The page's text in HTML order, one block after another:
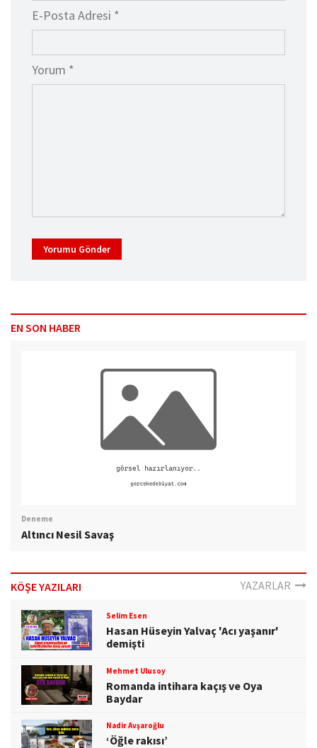
E-Posta Adresi *
Yorum *
Yorumu Gönder
EN SON HABER
Deneme
Altıncı Nesil Savaş
KÖŞE YAZILARI YAZARLAR
Selim Esen
Hasan Hüseyin Yalvaç 'Acı yaşanır'
demişti
Mehmet Ulusoy
Romanda intihara kaçış ve Oya
Baydar
Nadir Avşaroğlu
‘Öğle rakısı’